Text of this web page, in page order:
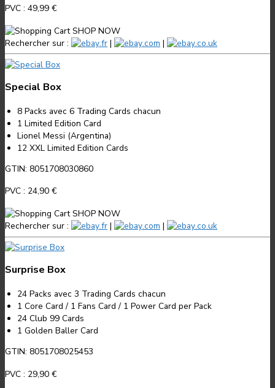
PVC : 49,99 €
SHOP NOW
Rechercher sur :
.fr | .com | .co.uk
Special Box
8 Packs avec 6 Trading Cards chacun
1 Limited Edition Card
Lionel Messi (Argentina)
12 XXL Limited Edition Cards
GTIN: 8051708030860
PVC : 24,90 €
SHOP NOW
Rechercher sur :
.fr | .com | .co.uk
Surprise Box
24 Packs avec 3 Trading Cards chacun
1 Core Card / 1 Fans Card / 1 Power Card per Pack
24 Club 99 Cards
1 Golden Baller Card
GTIN: 8051708025453
PVC : 29,90 €